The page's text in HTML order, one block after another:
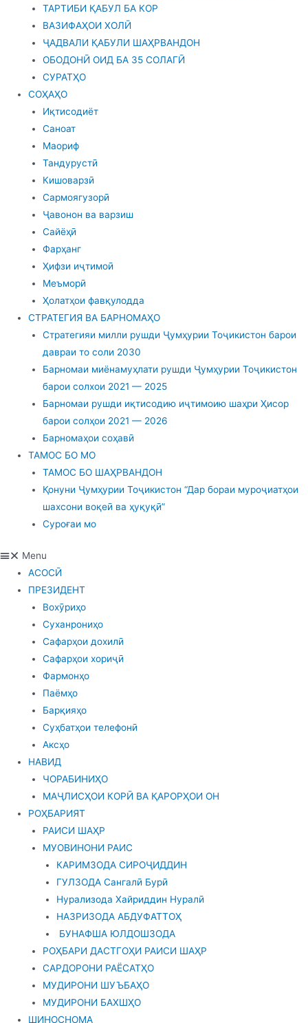
ТАРТИБИ ҚАБУЛ БА КОР
ВАЗИФАҲОИ ХОЛӢ
ҶАДВАЛИ ҚАБУЛИ ШАҲРВАНДОН
ОБОДОНӢ ОИД БА 35 СОЛАГӢ
СУРАТҲО
СОҲАҲО
Иқтисодиёт
Саноат
Маориф
Тандурустӣ
Кишоварзӣ
Сармоягузорӣ
Ҷавонон ва варзиш
Сайёҳӣ
Фарҳанг
Ҳифзи иҷтимоӣ
Меъморӣ
Ҳолатҳои фавқулодда
СТРАТЕГИЯ ВА БАРНОМАҲО
Стратегияи милли рушди Ҷумҳурии Тоҷикистон барои
давраи то соли 2030
Барномаи миёнамуҳлати рушди Ҷумҳурии Тоҷикистон
барои солхои 2021 — 2025
Барномаи рушди иқтисодию иҷтимоию шаҳри Ҳисор
барои солҳои 2021 — 2026
Барномаҳои соҳавӣ
ТАМОС БО МО
ТАМОС БО ШАҲРВАНДОН
Қонуни Ҷумҳурии Тоҷикистон “Дар бораи муроҷиатҳои
шахсони воқеӣ ва ҳуқуқӣ”
Суроғаи мо
Menu
АСОСӢ
ПРЕЗИДЕНТ
Вохӯриҳо
Суханрониҳо
Сафарҳои дохилӣ
Сафарҳои хориҷӣ
Фармонҳо
Паёмҳо
Барқияҳо
Суҳбатҳои телефонӣ
Аксҳо
НАВИД
ЧОРАБИНИҲО
МАҶЛИСҲОИ КОРӢ ВА ҚАРОРҲОИ ОН
РОҲБАРИЯТ
РАИСИ ШАҲР
МУОВИНОНИ РАИС
КАРИМЗОДА СИРОҶИДДИН
ГУЛЗОДА Сангалӣ Бурӣ
Нурализода Хайриддин Нуралӣ
НАЗРИЗОДА АБДУФАТТОҲ
БУНАФША ЮЛДОШЗОДА
РОҲБАРИ ДАСТГОҲИ РАИСИ ШАҲР
САРДОРОНИ РАЁСАТҲО
МУДИРОНИ ШУЪБАҲО
МУДИРОНИ БАХШҲО
ШИНОСНОМА